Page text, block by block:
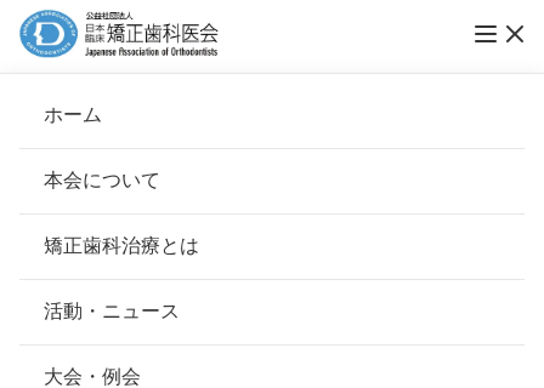
ホーム
本会について
会長挨拶
基本理念
矯正歯科治療とは
安心して治療を受けていただくための「6つの指針」
安心できる矯正歯科治療契約のための「7つの提言」
活動・ニュース
大会・例会
第14回ブレーススマイルコンテスト入賞作品
発表
ブレーススマイルコンテスト
公開日：2018年10月29日（月）